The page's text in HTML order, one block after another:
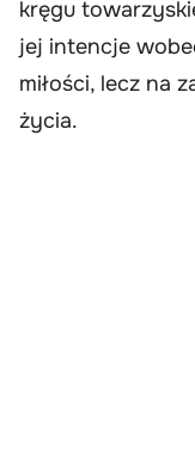
kręgu
jej intencje
miłości, lecz na
życia.